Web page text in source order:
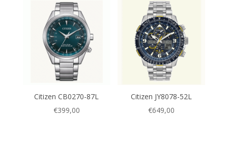
Citizen CB0270-87L
€399,00
Citizen JY8078-52L
€649,00